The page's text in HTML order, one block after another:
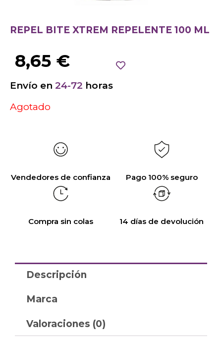
REPEL BITE XTREM REPELENTE 100 ML
8,65 €
Envío en 24-72 horas
Agotado
Vendedores de confianza Pago 100% seguro
Compra sin colas 14 días de devolución
Descripción
Marca
Valoraciones (0)